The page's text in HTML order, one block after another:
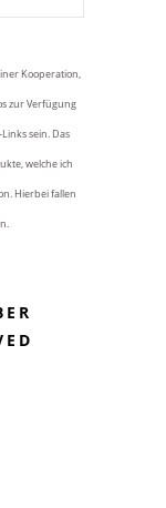
Kooperation,
zur Verfügung
sein. Das
welche ich
Hierbei fallen